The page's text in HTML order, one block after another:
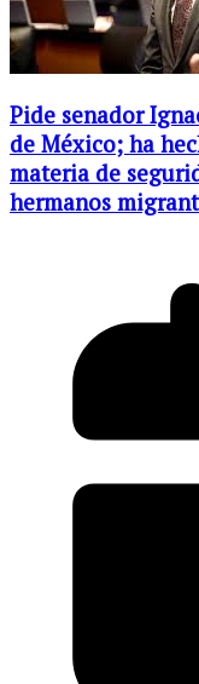
Pide senador
de México; ha
materia de
hermanos